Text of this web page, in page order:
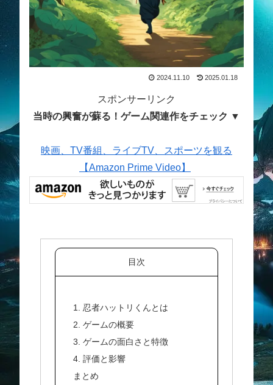
2024.11.10 2025.01.18
スポンサーリンク
当時の興奮が蘇る！ゲーム関連作をチェック ▼
映画、TV番組、ライブTV、スポーツを観る
【Amazon Prime Video】
目次
1. 忍者ハットリくんとは
2. ゲームの概要
3. ゲームの面白さと特徴
4. 評価と影響
まとめ